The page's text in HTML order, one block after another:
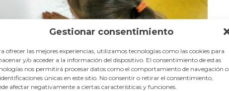
Gestionar consentimiento
ofrecer las mejores experiencias, utilizamos tecnologías como las cookies para
y/o acceder a la información del dispositivo. El consentimiento de estas
nos permitirá procesar datos como el comportamiento de navegación o
únicas en este sitio. No consentir o retirar el consentimiento,
afectar negativamente a ciertas características y funciones.